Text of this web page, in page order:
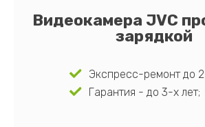
Видеокамера JVC
зарядкой
Экспресс-ремонт до 2
Гарантия - до 3-х лет;